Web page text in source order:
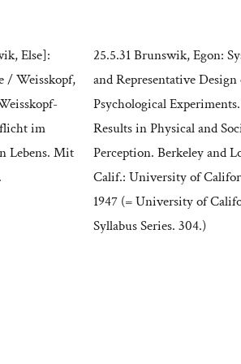
Else]:
/ Weisskopf,
im
Lebens. Mit
25.5.31 Brunswik, Egon:
and Representative Design
Psychological
Results in Physical and
Perception. Berkeley and
Calif.: University of
1947 (= University of
Syllabus Series. 304.)